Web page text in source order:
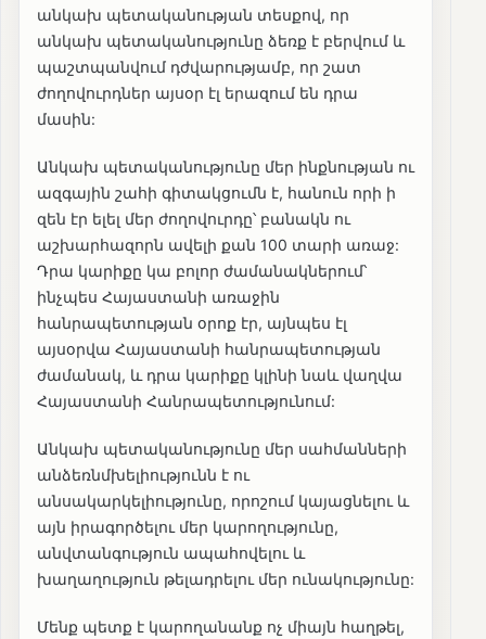
անկախ պետականության տեսքով, որ
անկախ պետականությունը ձեռք է բերվում և
պաշտպանվում դժվարությամբ, որ շատ
ժողովուրդներ այսօր էլ երազում են դրա
մասին:
Անկախ պետականությունը մեր ինքնության ու
ազգային շահի գիտակցումն է, հանուն որի ի
զեն էր ելել մեր ժողովուրդը՝ բանակն ու
աշխարհազորն ավելի քան 100 տարի առաջ:
Դրա կարիքը կա բոլոր ժամանակներում՝
ինչպես Հայաստանի առաջին
հանրապետության օրոք էր, այնպես էլ
այսօրվա Հայաստանի հանրապետության
ժամանակ, և դրա կարիքը կլինի նաև վաղվա
Հայաստանի Հանրապետությունում:
Անկախ պետականությունը մեր սահմանների
անձեռնմխելիությունն է ու
անսակարկելիությունը, որոշում կայացնելու և
այն իրագործելու մեր կարողությունը,
անվտանգություն ապահովելու և
խաղաղություն թելադրելու մեր ունակությունը:
Մենք պետք է կարողանանք ոչ միայն հաղթել,